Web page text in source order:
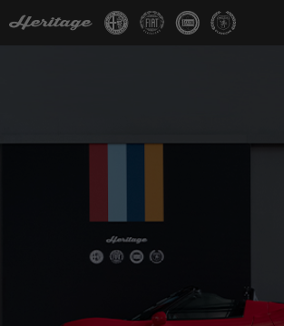
Cambia Lingua: IT